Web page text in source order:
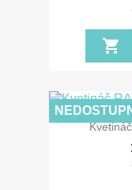
shopping_cart